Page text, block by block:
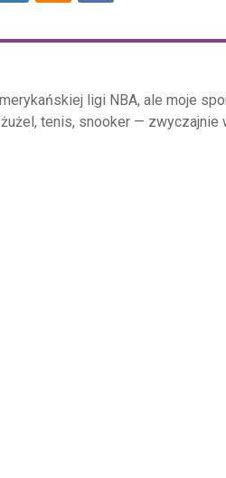
ligi NBA, ale moje
tenis, snooker — zwyczajnie